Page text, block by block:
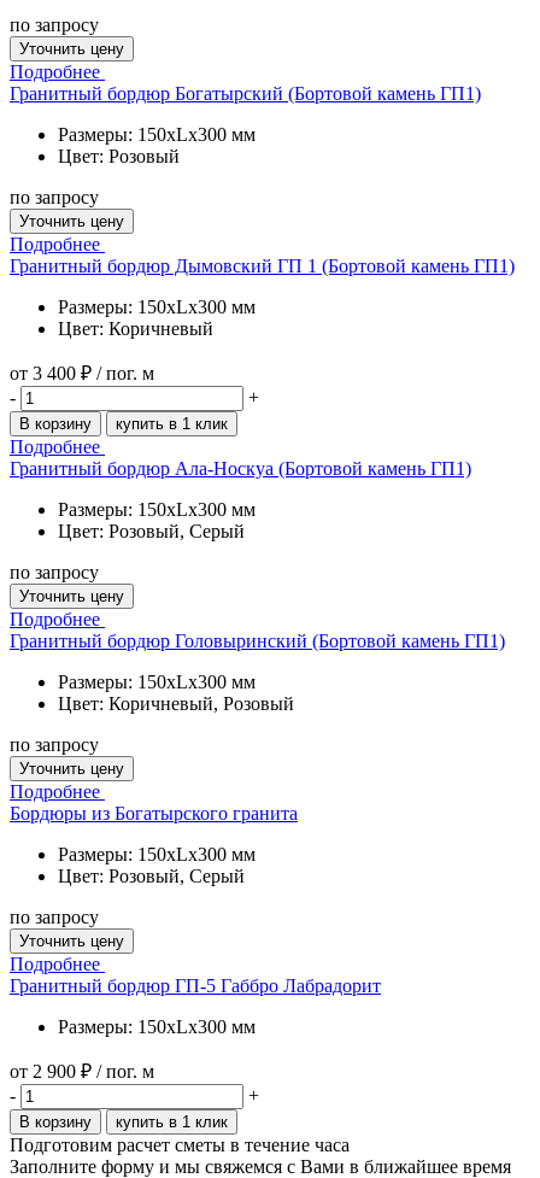
по запросу
Уточнить цену
Подробнее
Гранитный бордюр Богатырский (Бортовой камень ГП1)
Размеры: 150xLx300 мм
Цвет: Розовый
по запросу
Уточнить цену
Подробнее
Гранитный бордюр Дымовский ГП 1 (Бортовой камень ГП1)
Размеры: 150xLx300 мм
Цвет: Коричневый
от 3 400 ₽ / пог. м
-
+
В корзину купить в 1 клик
Подробнее
Гранитный бордюр Ала-Носкуа (Бортовой камень ГП1)
Размеры: 150xLx300 мм
Цвет: Розовый, Серый
по запросу
Уточнить цену
Подробнее
Гранитный бордюр Головыринский (Бортовой камень ГП1)
Размеры: 150xLx300 мм
Цвет: Коричневый, Розовый
по запросу
Уточнить цену
Подробнее
Бордюры из Богатырского гранита
Размеры: 150xLx300 мм
Цвет: Розовый, Серый
по запросу
Уточнить цену
Подробнее
Гранитный бордюр ГП-5 Габбро Лабрадорит
Размеры: 150xLx300 мм
от 2 900 ₽ / пог. м
-
+
В корзину купить в 1 клик
Подготовим расчет сметы в течение часа
Заполните форму и мы свяжемся с Вами в ближайшее время